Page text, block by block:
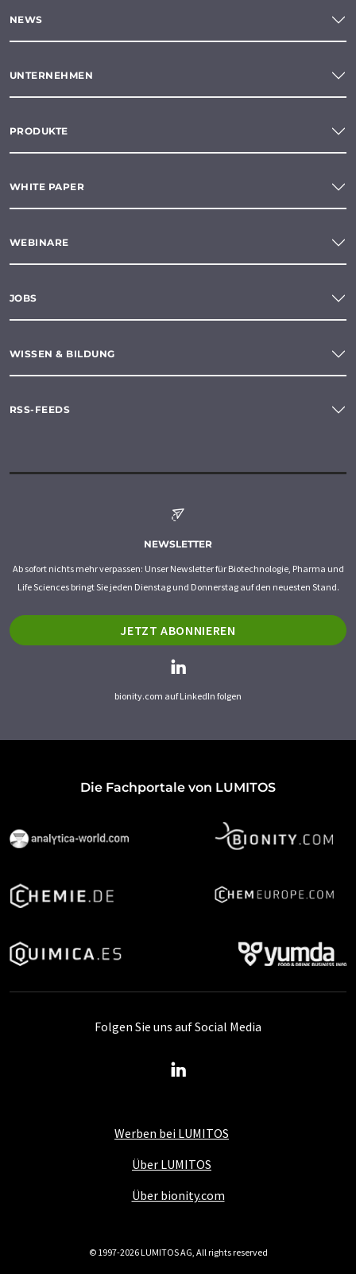
NEWS
UNTERNEHMEN
PRODUKTE
WHITE PAPER
WEBINARE
JOBS
WISSEN & BILDUNG
RSS-FEEDS
NEWSLETTER
Ab sofort nichts mehr verpassen: Unser Newsletter für Biotechnologie, Pharma und
Life Sciences bringt Sie jeden Dienstag und Donnerstag auf den neuesten Stand.
JETZT ABONNIEREN
bionity.com auf LinkedIn folgen
Die Fachportale von LUMITOS
Werben bei LUMITOS
Über LUMITOS
Über bionity.com
Folgen Sie uns auf Social Media
© 1997-2026 LUMITOS AG, All rights reserved